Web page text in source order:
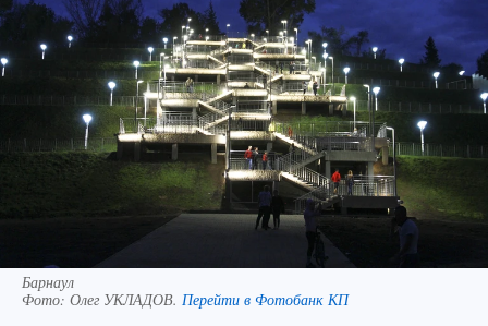
Барнаул
Фото: Олег УКЛАДОВ. Перейти в Фотобанк КП